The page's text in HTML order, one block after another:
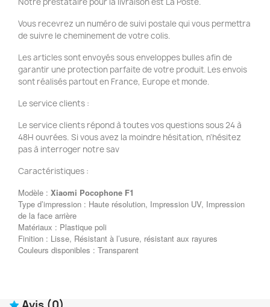
Vous recevrez un numéro de suivi postale qui vous permettra
de suivre le cheminement de votre colis.
Les articles sont envoyés sous enveloppes bulles afin de
garantir une protection parfaite de votre produit. Les envois
sont réalisés partout en France, Europe et monde.
Le service clients :
Le service clients répond à toutes vos questions sous 24 à
48H ouvrées. Si vous avez la moindre hésitation, n'hésitez
pas à interroger notre sav
Caractéristiques :
Modèle : Xiaomi Pocophone F1
Type d’impression : Haute résolution, Impression UV, Impression
de la face arrière
Matériaux : Plastique poli
Finition : Lisse, Résistant à l’usure, résistant aux rayures
Couleurs disponibles : Transparent